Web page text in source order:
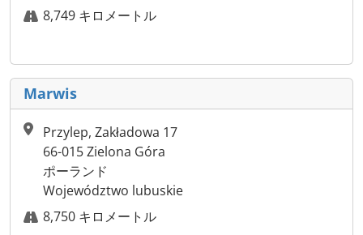
8,749 キロメートル
Marwis
Przylep, Zakładowa 17
66-015 Zielona Góra
ポーランド
Województwo lubuskie
8,750 キロメートル